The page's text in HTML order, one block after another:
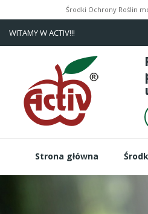
Środki Ochrony Roślin
WITAMY W ACTIV!!!
Strona główna